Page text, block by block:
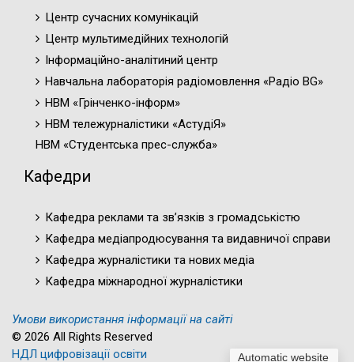
Automatic website
Центр сучасних комунікацій
Центр мультимедійних технологій
Інформаційно-аналітиний центр
Навчальна лабораторія радіомовлення «Радіо BG»
НВМ «Грінченко-інформ»
НВМ тележурналістики «АстудіЯ»
НВМ «Студентська прес-служба»
Кафедри
Кафедра реклами та зв’язків з громадськістю
Кафедра медіапродюсування та видавничої справи
Кафедра журналістики та нових медіа
Кафедра міжнародної журналістики
Умови використання інформації на сайті
© 2026 All Rights Reserved
НДЛ цифровізації освіти